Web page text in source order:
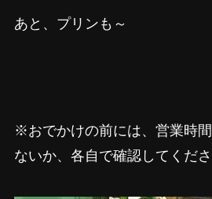
あと、プリンも～
※おでかけの前には、営業時
ないか、各自で確認してくださ